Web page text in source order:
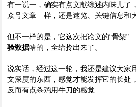
有一说一，确实有点文献综述内味儿了
众号文章一样，还是速览、关键信息和
但不一样的是，它这次把论文的“骨架
验数据啥的，全给拎出来了。
说实话，经过这一轮，我还是建议大家
文深度的东西，感觉才能发挥它的长处
反而有点杀鸡用牛刀的感觉…